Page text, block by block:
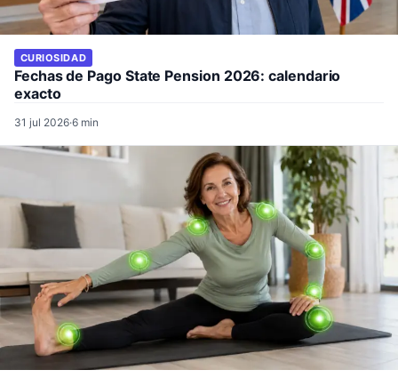
CURIOSIDAD
Fechas de Pago State Pension 2026: calendario
exacto
31 jul 2026·6 min